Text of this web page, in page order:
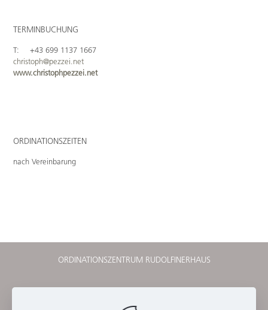
TERMINBUCHUNG
T:
+43 699 1137 1667
christoph@pezzei.net
www.christophpezzei.net
ORDINATIONSZEITEN
nach Vereinbarung
ORDINATIONSZENTRUM RUDOLFINERHAUS
IMPRESSUM